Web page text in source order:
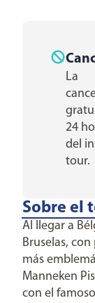
La
24
del
tour.
Sobre el
Al llegar a
Bruselas,
más
Manneken
con el